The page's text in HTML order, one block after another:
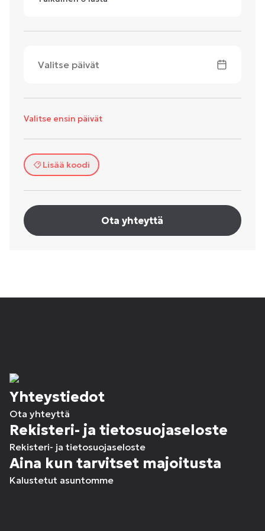
Valitse päivät
Valitse ensin päivät
Lisää koodi
Ota yhteyttä
Yhteystiedot
Ota yhteyttä
Rekisteri- ja tietosuojaseloste
Rekisteri- ja tietosuojaseloste
Aina kun tarvitset majoitusta
Kalustetut asuntomme